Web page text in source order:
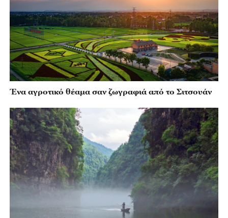
Ένα αγροτικό θέαμα σαν ζωγραφιά από το Σιτσουάν